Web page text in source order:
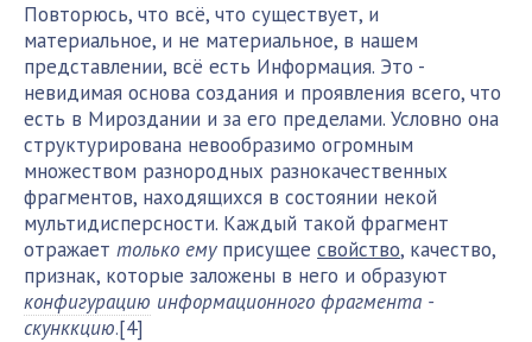
Повторюсь, что всё, что существует, и
материальное, и не материальное, в нашем
представлении, всё есть Информация. Это -
невидимая основа создания и проявления всего, что
есть в Мироздании и за его пределами. Условно она
структурирована невообразимо огромным
множеством разнородных разнокачественных
фрагментов, находящихся в состоянии некой
мультидисперсности. Каждый такой фрагмент
отражает только емуприсущее свойство, качество,
признак, которые заложены в него и образуют
конфигурацию информационного фрагмента -
скунккцию.[4]